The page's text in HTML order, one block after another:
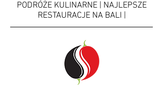
PODRÓŻE KULINARNE | NAJLEPSZE
RESTAURACJE NA BALI |